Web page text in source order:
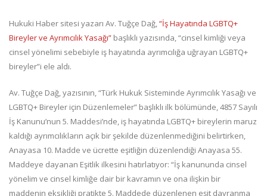
Hukuki Haber sitesi yazarı Av. Tuğçe Dağ,“İş Hayatında LGBTQ+
Bireyler ve Ayrımcılık Yasağı” başlıklı yazısında, “cinsel kimliği veya
cinsel yönelimi sebebiyle iş hayatında ayrımcılığa uğrayan LGBTQ+
bireyler”i ele aldı.
Av. Tuğçe Dağ, yazısının, “Türk Hukuk Sisteminde Ayrımcılık Yasağı ve
LGBTQ+ Bireyler için Düzenlemeler” başlıklı ilk bölümünde, 4857 Sayılı
İş Kanunu’nun 5. Maddesi’nde, iş hayatında LGBTQ+ bireylerin maruz
kaldığı ayrımcılıkların açık bir şekilde düzenlenmediğini belirtirken,
Anayasa 10. Madde ve ücrette eşitliğin düzenlendiği Anayasa 55.
Maddeye dayanan Eşitlik ilkesini hatırlatıyor: “İş kanununda cinsel
yönelim ve cinsel kimliğe dair bir kavramın ve ona ilişkin bir
maddenin eksikliği pratikte 5. Maddede düzenlenen eşit davranma